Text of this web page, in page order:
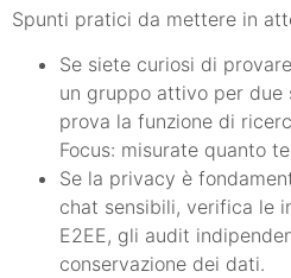
Spunti pratici da mettere in
Se siete curiosi di
un gruppo attivo per due
prova la funzione di
Focus: misurate quanto
Se la privacy è
chat sensibili, verifica le
E2EE, gli audit
conservazione dei dati.